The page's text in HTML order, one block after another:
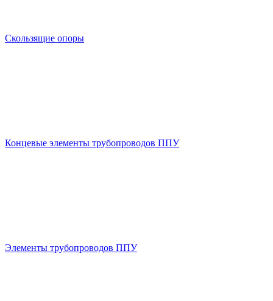
Скользящие опоры
Концевые элементы трубопроводов ППУ
Элементы трубопроводов ППУ